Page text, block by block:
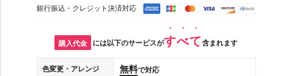
銀行振込・クレジット決済対応
購入代金 には以下のサービスがすべて含まれます
色変更・アレンジ 無料で対応